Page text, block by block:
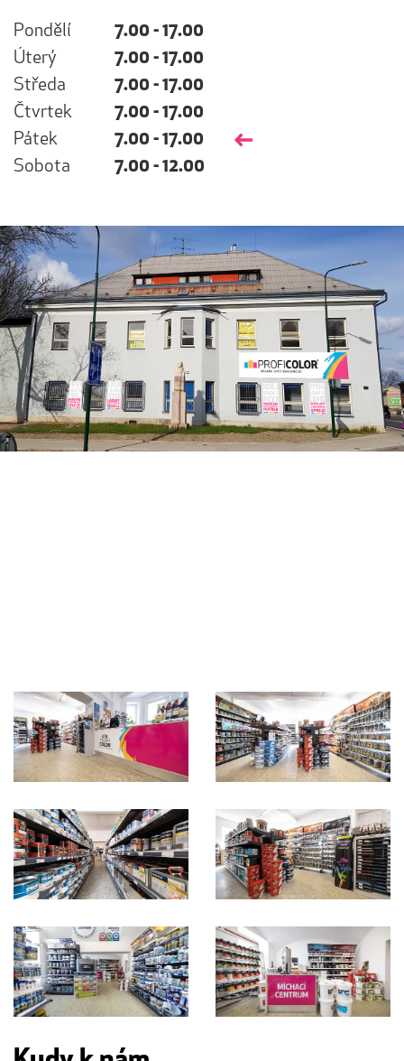
Pondělí
7.00 - 17.00
Úterý
7.00 - 17.00
Středa
7.00 - 17.00
Čtvrtek
7.00 - 17.00
Pátek
7.00 - 17.00
Sobota
7.00 - 12.00